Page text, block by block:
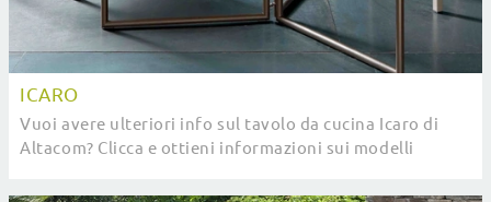
ICARO
Vuoi avere ulteriori info sul tavolo da cucina Icaro di
Altacom? Clicca e ottieni informazioni sui modelli